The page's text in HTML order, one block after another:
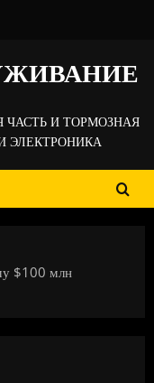
ЧАСТЬ И ТОРМОЗНАЯ
ЭЛЕКТРОНИКА
$100 млн